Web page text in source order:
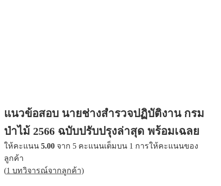
แนวข้อสอบ นายช่างสำรวจปฏิบัติงาน กรม
ป่าไม้ 2566 ฉบับปรับปรุงล่าสุด พร้อมเฉลย
ให้คะแนน 5.00 จาก 5 คะแนนเต็มบน 1 การให้คะแนนของ
ลูกค้า
(1 บทวิจารณ์จากลูกค้า)